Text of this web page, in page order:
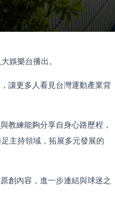
娛樂台播出。
讓更多人看見台灣運動產業背
教練能夠分享自身心路歷程，
主持領域，拓展多元發展的
創內容，進一步連結與球迷之